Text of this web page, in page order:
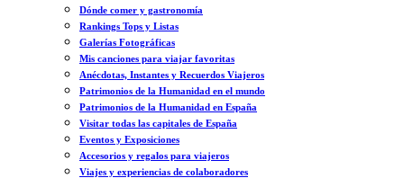
Dónde comer y gastronomía
Rankings Tops y Listas
Galerías Fotográficas
Mis canciones para viajar favoritas
Anécdotas, Instantes y Recuerdos Viajeros
Patrimonios de la Humanidad en el mundo
Patrimonios de la Humanidad en España
Visitar todas las capitales de España
Eventos y Exposiciones
Accesorios y regalos para viajeros
Viajes y experiencias de colaboradores